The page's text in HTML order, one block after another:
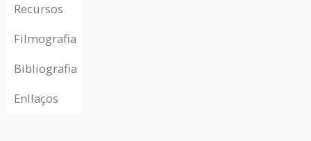
Recursos
Filmografia
Bibliografia
Enllaços